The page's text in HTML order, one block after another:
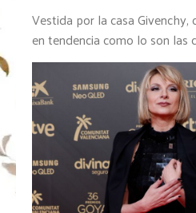
Vestida por la casa Givenchy,
en tendencia como lo son las